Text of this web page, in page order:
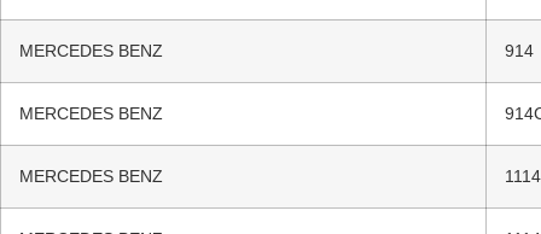
MERCEDES BENZ 914
MERCEDES BENZ
MERCEDES BENZ 1114